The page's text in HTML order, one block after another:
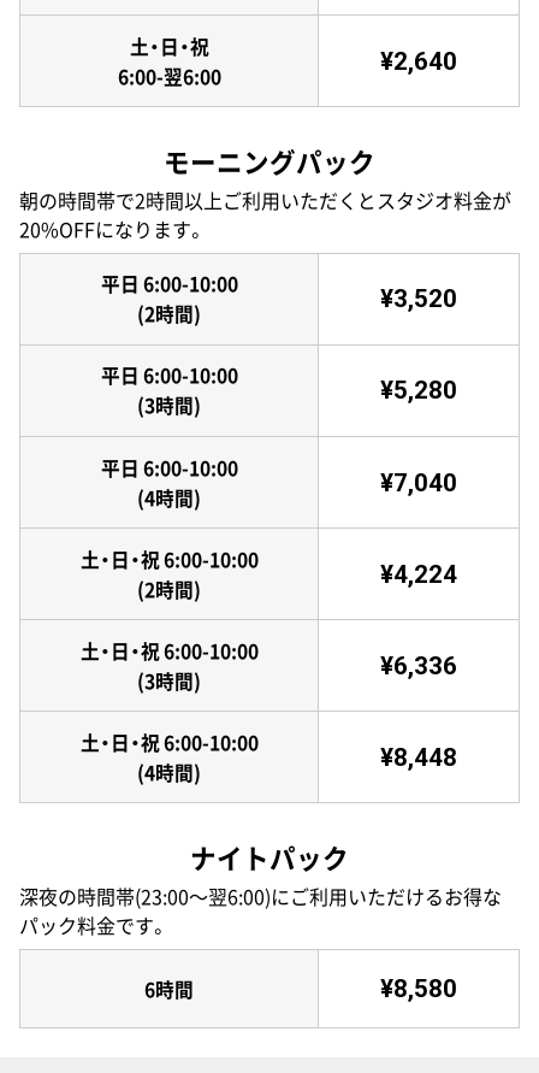
土・日・祝
6:00-翌6:00
¥2,640
モーニングパック
朝の時間帯で2時間以上ご利用いただくとスタジオ料金が
20%OFFになります。
平日 6:00-10:00
(2時間)
¥3,520
平日 6:00-10:00
(3時間)
¥5,280
平日 6:00-10:00
(4時間)
¥7,040
土・日・祝 6:00-10:00
(2時間)
¥4,224
土・日・祝 6:00-10:00
(3時間)
¥6,336
土・日・祝 6:00-10:00
(4時間)
¥8,448
ナイトパック
深夜の時間帯(23:00〜翌6:00)にご利用いただけるお得な
パック料金です。
6時間 ¥8,580